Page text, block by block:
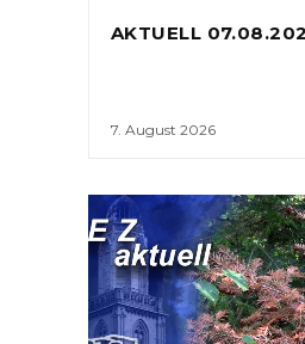
AKTUELL
7. August 2026